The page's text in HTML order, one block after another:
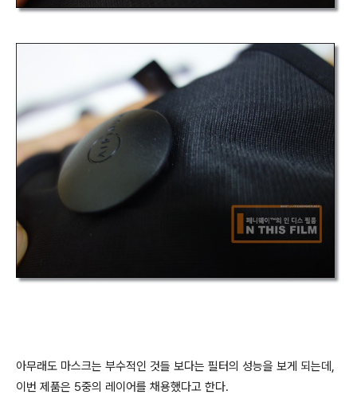
아무래도 마스크는 부수적인 것들 보다는 필터의 성능을 보게 되는데,
이번 제품은 5중의 레이어를 채용했다고 한다.